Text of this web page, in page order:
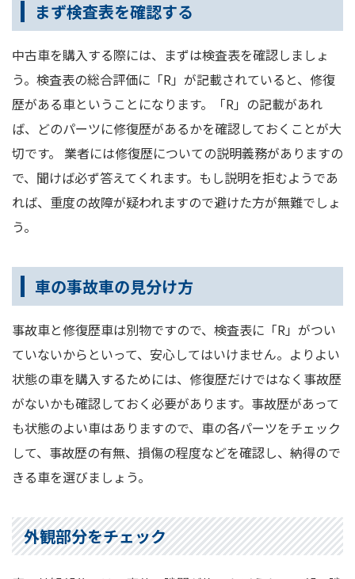
まず検査表を確認する
中古車を購入する際には、まずは検査表を確認しましょ
う。検査表の総合評価に「R」が記載されていると、修復
歴がある車ということになります。「R」の記載があれ
ば、どのパーツに修復歴があるかを確認しておくことが大
切です。 業者には修復歴についての説明義務がありますの
で、聞けば必ず答えてくれます。もし説明を拒むようであ
れば、重度の故障が疑われますので避けた方が無難でしょ
う。
車の事故車の見分け方
事故車と修復歴車は別物ですので、検査表に「R」がつい
ていないからといって、安心してはいけません。よりよい
状態の車を購入するためには、修復歴だけではなく事故歴
がないかも確認しておく必要があります。事故歴があって
も状態のよい車はありますので、車の各パーツをチェック
して、事故歴の有無、損傷の程度などを確認し、納得ので
きる車を選びましょう。
外観部分をチェック